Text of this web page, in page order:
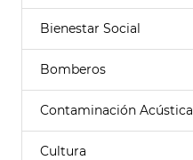
Bienestar Social
Bomberos
Contaminación Acústica
Cultura